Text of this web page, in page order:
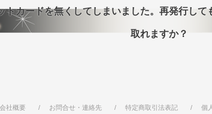
トカードを無くしてしまいました。再発行し
取れますか？
会社概要 お問合せ・連絡先 特定商取引法表記 個